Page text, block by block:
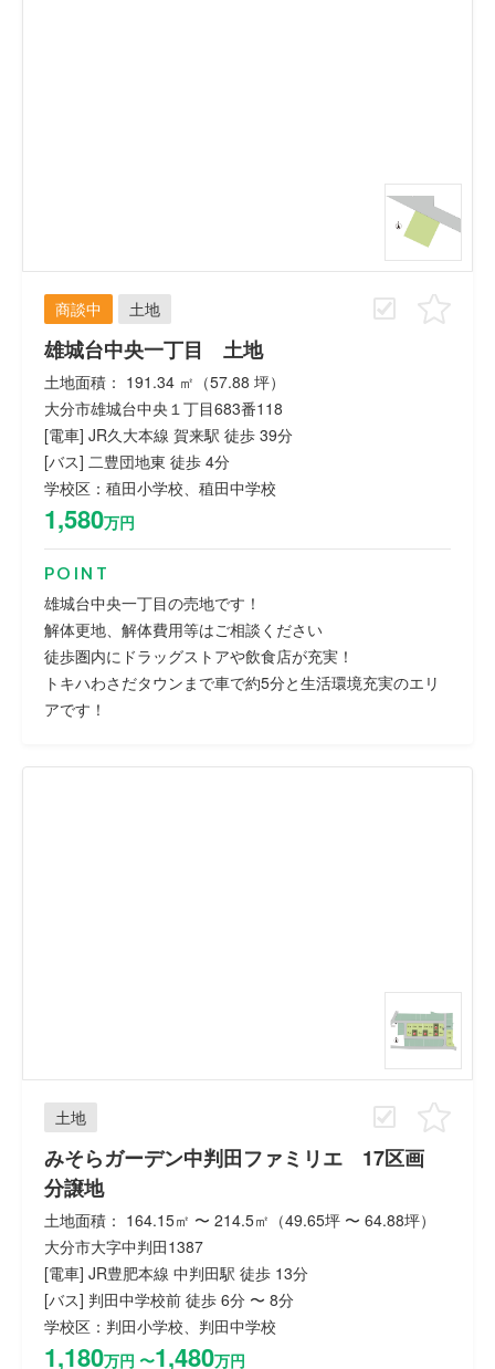
商談中 土地
雄城台中央一丁目 土地
土地面積： 191.34 ㎡（57.88 坪）
大分市雄城台中央１丁目683番118
[電車] JR久大本線 賀来駅 徒歩 39分
[バス] 二豊団地東 徒歩 4分
学校区：稙田小学校、稙田中学校
1,580万円
POINT
雄城台中央一丁目の売地です！
解体更地、解体費用等はご相談ください
徒歩圏内にドラッグストアや飲食店が充実！
トキハわさだタウンまで車で約5分と生活環境充実のエリ
アです！
土地
みそらガーデン中判田ファミリエ 17区画
分譲地
土地面積： 164.15㎡ 〜 214.5㎡（49.65坪 〜 64.88坪）
大分市大字中判田1387
[電車] JR豊肥本線 中判田駅 徒歩 13分
[バス] 判田中学校前 徒歩 6分 〜 8分
学校区：判田小学校、判田中学校
1,180万円 〜1,480万円